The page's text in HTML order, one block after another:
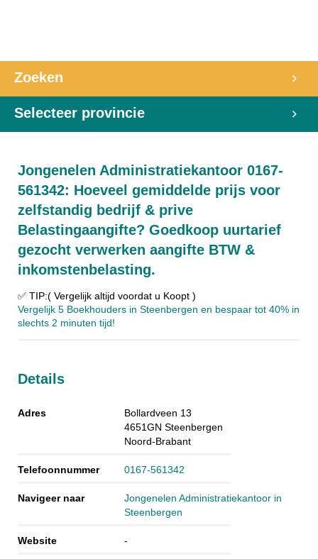
Zoeken
Selecteer provincie
Jongenelen Administratiekantoor 0167-
561342: Hoeveel gemiddelde prijs voor
zelfstandig bedrijf & prive
Belastingaangifte? Goedkoop uurtarief
gezocht verwerken aangifte BTW &
inkomstenbelasting.
✅ TIP:( Vergelijk altijd voordat u Koopt )
Vergelijk 5 Boekhouders in Steenbergen en bespaar tot 40% in
slechts 2 minuten tijd!
Details
Adres
Bollardveen 13
4651GN Steenbergen
Noord-Brabant
Telefoonnummer 0167-561342
Navigeer naar
Jongenelen Administratiekantoor in
Steenbergen
Website -